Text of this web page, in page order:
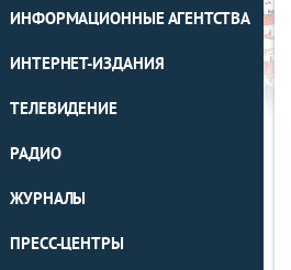
ИНФОРМАЦИОННЫЕ АГЕНТСТВА
ИНТЕРНЕТ-ИЗДАНИЯ
ТЕЛЕВИДЕНИЕ
РАДИО
ЖУРНАЛЫ
ПРЕСС-ЦЕНТРЫ